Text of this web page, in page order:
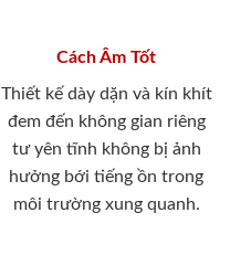
Cách Âm Tốt
Thiết kế dày dặn và kín khít
đem đến không gian riêng
tư yên tĩnh không bị ảnh
hưởng bới tiếng ồn trong
môi trường xung quanh.